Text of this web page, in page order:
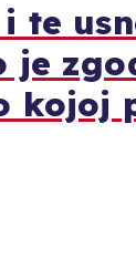
i te
je
kojoj